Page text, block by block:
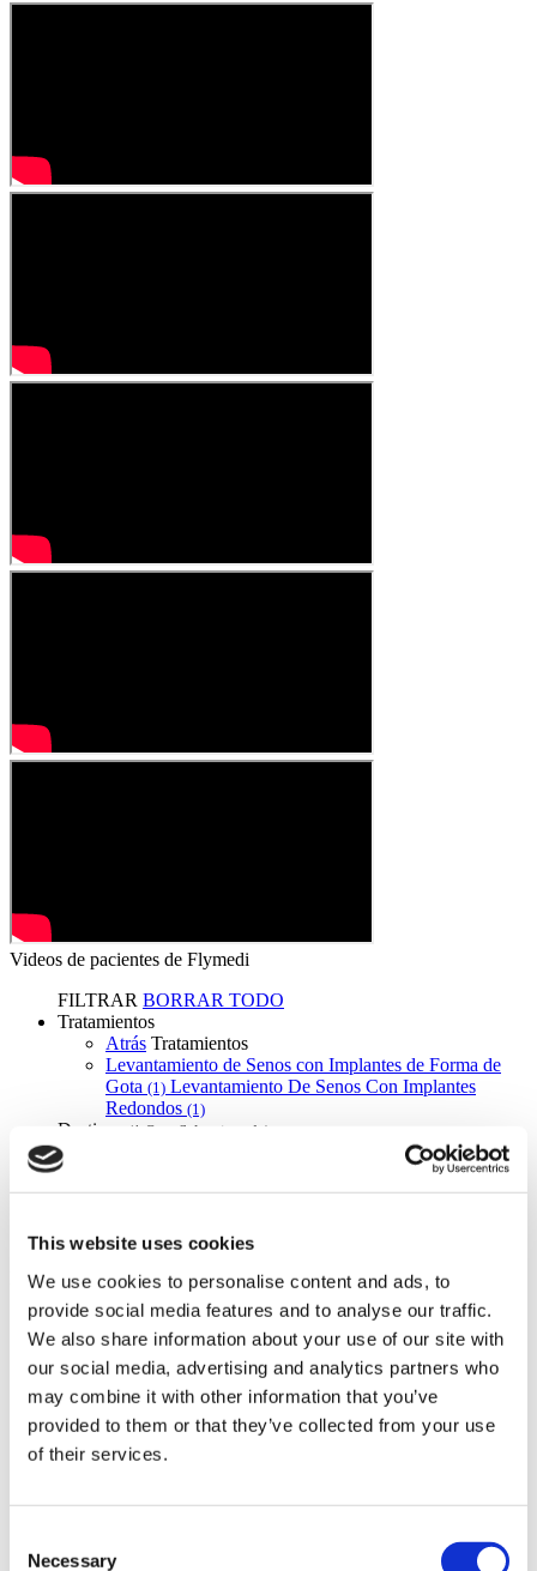
This website uses cookies
We use cookies to personalise content and ads, to
provide social media features and to analyse our traffic.
We also share information about your use of our site with
our social media, advertising and analytics partners who
may combine it with other information that you’ve
provided to them or that they’ve collected from your use
of their services.
Selection
Necessary
Videos de pacientes de Flymedi
FILTRAR BORRAR TODO
Tratamientos
Atrás Tratamientos
Levantamiento de Senos con Implantes de Forma de
Gota (1) Levantamiento De Senos Con Implantes
Redondos (1)
Destinos (1 Opc. Seleccionada)
Regiones
Braşov(1)
Flymedi
TÜRSAB – Las transacciones en flymedi.com son
gestionadas por MIRAC SARA TOURISM, una agencia de
viajes de Grupo A registrada en TÜRSAB (Certificado No:
Todos los tratamientos son realizados por una institución de
salud certificada en turismo de salud.
¿Cómo funciona?
Autores & revisores